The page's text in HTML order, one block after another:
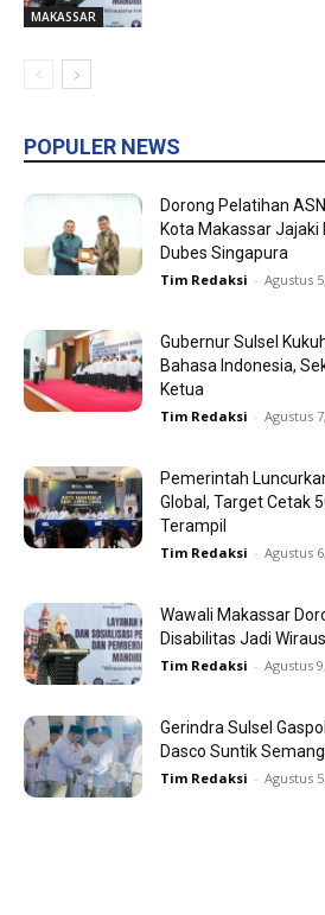
MAKASSAR
POPULER NEWS
Dorong Pelatihan
Kota Makassar
Dubes Singapura
Tim Redaksi - Agustus
Gubernur Sulsel
Bahasa Indonesia,
Ketua
Tim Redaksi - Agustus
Pemerintah
Global, Target Cetak
Terampil
Tim Redaksi - Agustus
Wawali Makassar
Disabilitas Jadi
Tim Redaksi - Agustus
Gerindra Sulsel
Dasco Suntik
Tim Redaksi - Agustus